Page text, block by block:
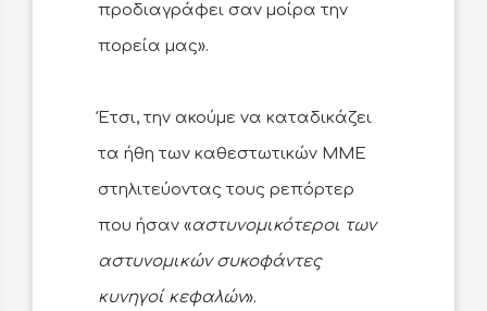
προδιαγράφει σαν μοίρα την
πορεία μας».
Έτσι, την ακούμε να καταδικάζει
τα ήθη των καθεστωτικών ΜΜΕ
στηλιτεύοντας τους ρεπόρτερ
που ήσαν «αστυνομικότεροι των
αστυνομικών συκοφάντες
κυνηγοί κεφαλών».